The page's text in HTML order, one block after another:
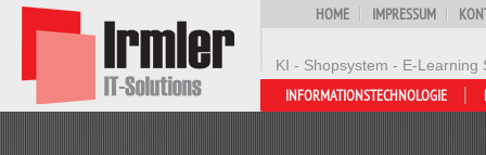
KI - Shopsystem - E-
HOME IMPRESSUM
INFORMATIONSTECHNOLOGIE